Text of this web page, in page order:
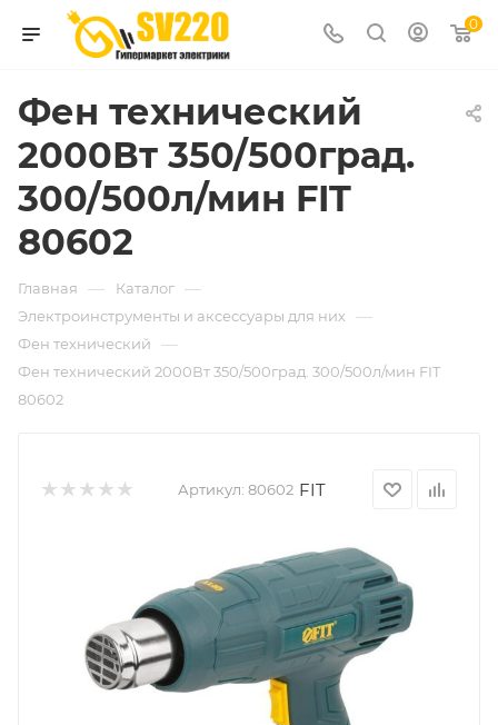
0
Фен технический
2000Вт 350/500град.
300/500л/мин FIT
80602
Главная — Каталог —
Электроинструменты и аксессуары для них —
Фен технический —
Фен технический 2000Вт 350/500град. 300/500л/мин FIT
80602
Артикул: 80602 FIT